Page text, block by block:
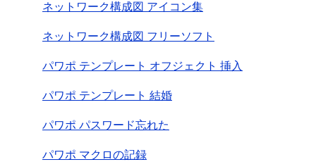
ネットワーク構成図 アイコン集
ネットワーク構成図 フリーソフト
パワポ テンプレート オフジェクト 挿入
パワポ テンプレート 結婚
パワポ パスワード忘れた
パワポ マクロの記録